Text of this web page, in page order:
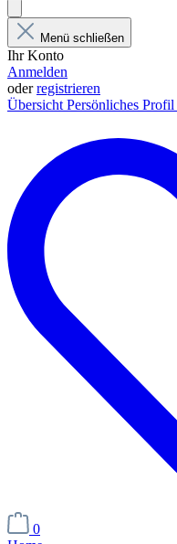
Menü schließen
Ihr Konto
Anmelden
oderregistrieren
Übersicht Persönliches Profil
0